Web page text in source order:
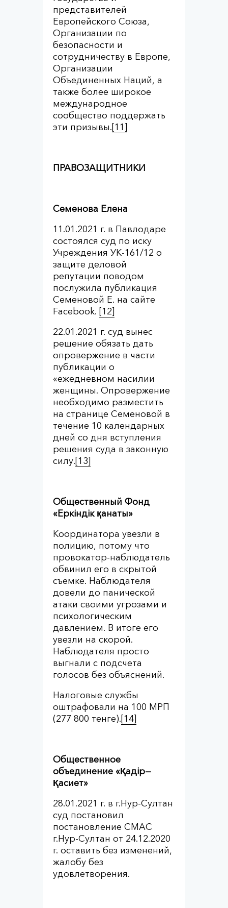
представителей
Европейского Союза,
Организации по
безопасности и
сотрудничеству в Европе,
Организации
Объединенных Наций, а
также более широкое
международное
сообщество поддержать
эти призывы.[11]
ПРАВОЗАЩИТНИКИ
Семенова Елена
11.01.2021 г. в Павлодаре
состоялся суд по иску
Учреждения УК-161/12 о
защите деловой
репутации поводом
послужила публикация
Семеновой Е. на сайте
Facebook. [12]
22.01.2021 г. суд вынес
решение обязать дать
опровержение в части
публикации о
«ежедневном насилии
женщины. Опровержение
необходимо разместить
на странице Семеновой в
течение 10 календарных
дней со дня вступления
решения суда в законную
силу.[13]
Общественный Фонд
«Еркіндік қанаты»
Координатора увезли в
полицию, потому что
провокатор-наблюдатель
обвинил его в скрытой
съемке. Наблюдателя
довели до панической
атаки своими угрозами и
психологическим
давлением. В итоге его
увезли на скорой.
Наблюдателя просто
выгнали с подсчета
голосов без объяснений.
Налоговые службы
оштрафовали на 100 МРП
(277 800 тенге).[14]
Общественное
объединение «Қадір—
Қасиет»
28.01.2021 г. в г.Нур-Султан
суд постановил
постановление СМАС
г.Нур-Султан от 24.12.2020
г. оставить без изменений,
жалобу без
удовлетворения.